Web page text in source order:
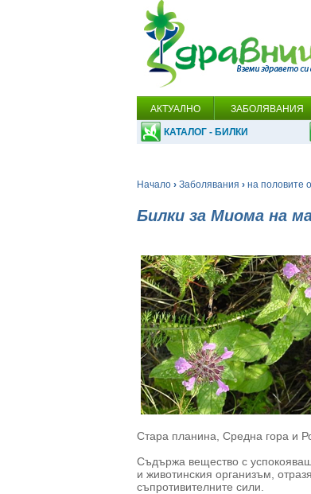
АКТУАЛНО ЗАБОЛЯВАНИЯ
КАТАЛОГ - БИЛКИ
Начало › Заболявания › на половите
Билки за Миома на
Стара планина, Средна гора и
Съдържа вещество с
и животинския организъм,
съпротивителните сили.